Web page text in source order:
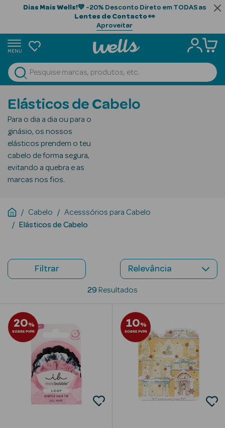
Dias Mais Wells!💙 -20% Desconto Direto em TODAS as
Lentes de Contacto👀
Aproveitar
MENU
Ver Tudo
Beauty Season
Cabelo
Profissional
Beauty Season
Cosmética
Cosmética
Luxo
Cabelo
Beauty Season
Maquilhagem
Luxo
Beauty Season
Nutricosmética
Beauty Season
Elásticos de Cabelo
Para o dia a dia ou para o
ginásio, os nossos
elásticos prendem o teu
cabelo de forma segura,
evitando a quebra e as
marcas nos fios.
Cabelo
Acesssórios para Cabelo
Elásticos de Cabelo
Filtrar
29 Resultados
20%
SOBRE PVPR
10%
SOBRE PVPR